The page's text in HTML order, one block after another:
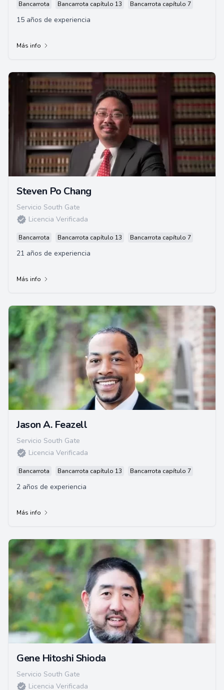
Bancarrota Bancarrota capítulo 13 Bancarrota capítulo 7
15 años de experiencia
Más info
Steven Po Chang
Servicio South Gate
Licencia Verificada
Bancarrota Bancarrota capítulo 13 Bancarrota capítulo 7
21 años de experiencia
Más info
Jason A. Feazell
Servicio South Gate
Licencia Verificada
Bancarrota Bancarrota capítulo 13 Bancarrota capítulo 7
2 años de experiencia
Más info
Gene Hitoshi Shioda
Servicio South Gate
Licencia Verificada